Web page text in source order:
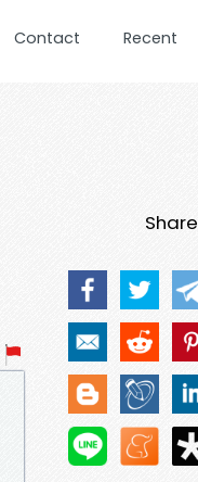
Contact Recent
Share